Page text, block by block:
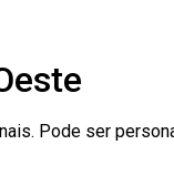
Pode ser